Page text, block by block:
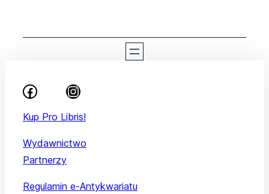
Kup Pro Libris!
Wydawnictwo
Partnerzy
Regulamin e-Antykwariatu